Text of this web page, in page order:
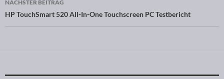
NÄCHSTER BEITRAG
HP TouchSmart 520 All-In-One Touchscreen PC Testbericht